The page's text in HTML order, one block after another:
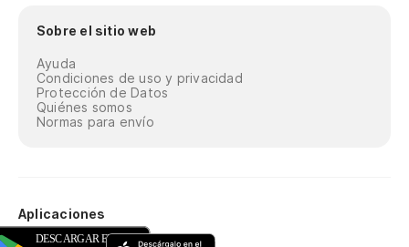
Sobre el sitio web
Ayuda
Condiciones de uso y privacidad
Protección de Datos
Quiénes somos
Normas para envío
Aplicaciones